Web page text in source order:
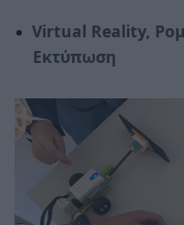
Virtual Reality,
Εκτύπωση